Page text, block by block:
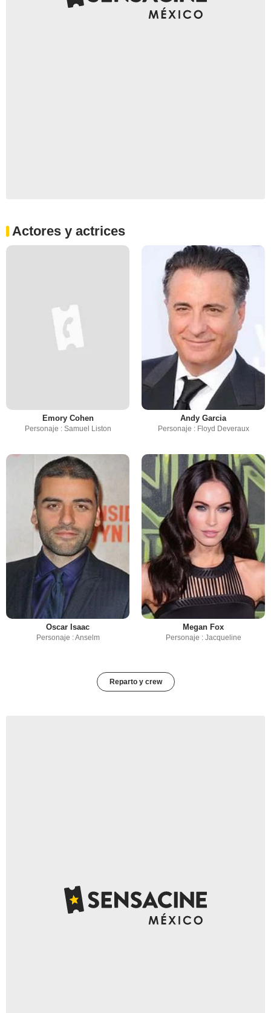
Actores y actrices
Emory Cohen
Personaje : Samuel Liston
Andy Garcia
Personaje : Floyd Deveraux
Oscar Isaac
Personaje : Anselm
Megan Fox
Personaje : Jacqueline
Reparto y crew